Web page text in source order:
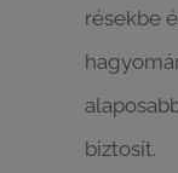
résekbe
biztosít.